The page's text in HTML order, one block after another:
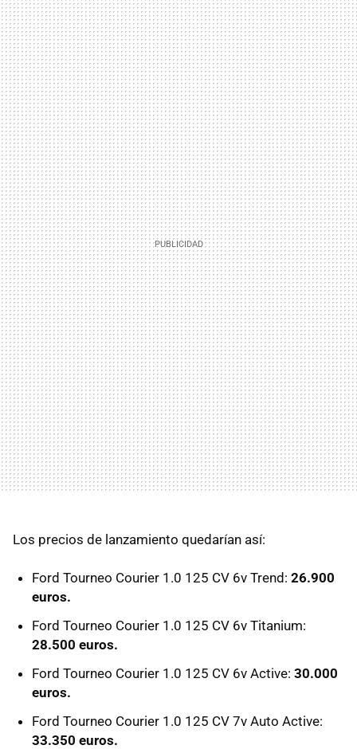
Los precios de lanzamiento quedarían así:
Ford Tourneo Courier 1.0 125 CV 6v Trend: 26.900
euros.
Ford Tourneo Courier 1.0 125 CV 6v Titanium:
28.500 euros.
Ford Tourneo Courier 1.0 125 CV 6v Active: 30.000
euros.
Ford Tourneo Courier 1.0 125 CV 7v Auto Active:
33.350 euros.